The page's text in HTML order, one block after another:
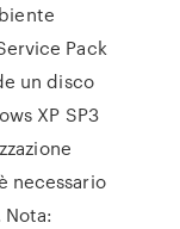
Pack
un disco
XP SP3
necessario